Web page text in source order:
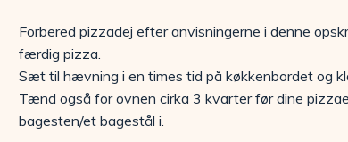
Forbered pizzadej efter anvisningerne i denne
færdig pizza.
Sæt til hævning i en times tid på køkkenbordet og
Tænd også for ovnen cirka 3 kvarter før dine
bagesten/et bagestål i.